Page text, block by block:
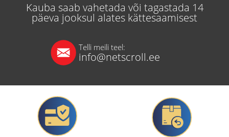
Kauba saab vahetada või tagastada 14
päeva jooksul alates kättesaamisest
Telli meili teel:
info@netscroll.ee